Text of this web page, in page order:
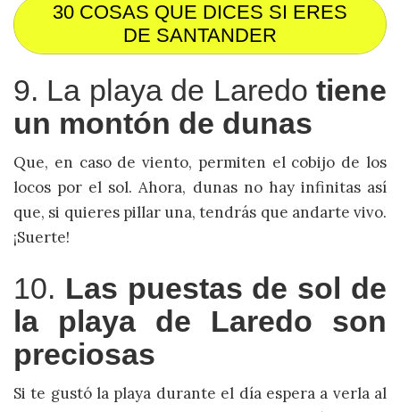
30 COSAS QUE DICES SI ERES
DE SANTANDER
9. La playa de Laredo tiene
un montón de dunas
Que, en caso de viento, permiten el cobijo de los
locos por el sol. Ahora, dunas no hay infinitas así
que, si quieres pillar una, tendrás que andarte vivo.
¡Suerte!
10. Las puestas de sol de
la playa de Laredo son
preciosas
Si te gustó la playa durante el día espera a verla al